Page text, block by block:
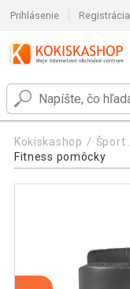
Prihlásenie Registrácia
Kokiskashop Šport
Fitness pomôcky